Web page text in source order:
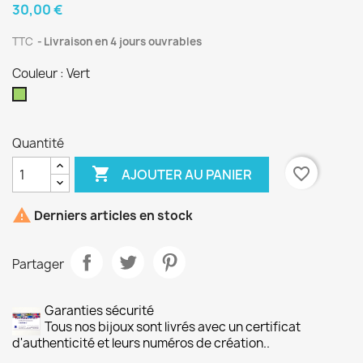
30,00 €
TTC Livraison en 4 jours ouvrables
Couleur : Vert
Quantité
 AJOUTER AU PANIER favorite_border
 Derniers articles en stock
Partager
Garanties sécurité
Tous nos bijoux sont livrés avec un certificat
d'authenticité et leurs numéros de création..